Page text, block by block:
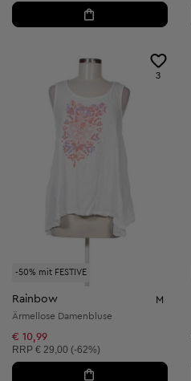
-50% mit FESTIVE
3
Rainbow M
Ärmellose Damenbluse
€ 10,99
Unverbindliche Preisempfehlung:
RRP € 29,00 (-62%)